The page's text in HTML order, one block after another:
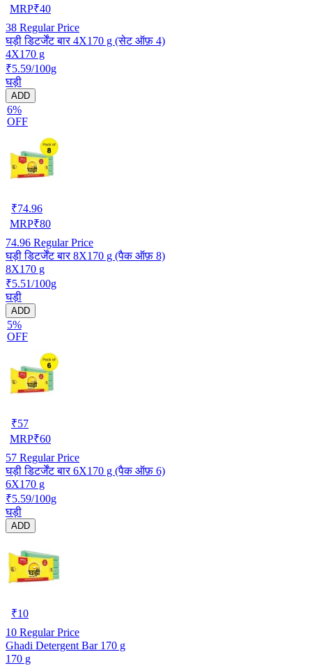
MRP₹40
38 Regular Price
घड़ी डिटर्जेंट बार 4X170 g (सेट ऑफ़ 4)
4X170 g
₹5.59/100g
घड़ी
ADD
6%
OFF
₹74.96
MRP₹80
74.96 Regular Price
घड़ी डिटर्जेंट बार 8X170 g (पैक ऑफ़ 8)
8X170 g
₹5.51/100g
घड़ी
ADD
5%
OFF
₹57
MRP₹60
57 Regular Price
घड़ी डिटर्जेंट बार 6X170 g (पैक ऑफ़ 6)
6X170 g
₹5.59/100g
घड़ी
ADD
₹10
10 Regular Price
Ghadi Detergent Bar 170 g
170 g